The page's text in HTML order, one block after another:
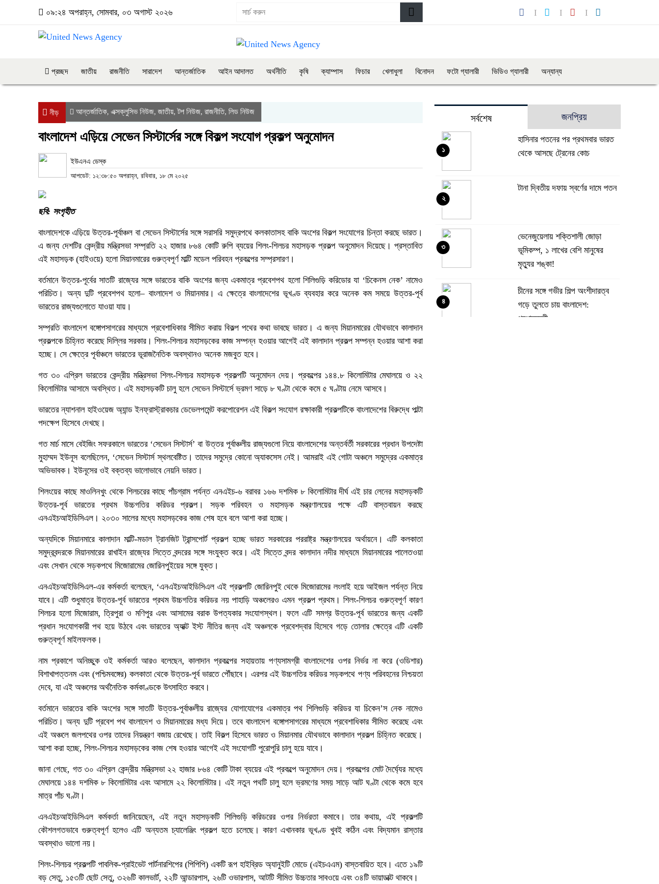
০৯:২৪ অপরাহ্ন, সোমবার, ০৩ অগাস্ট ২০২৬
প্রচ্ছদ জাতীয় রাজনীতি সারাদেশ আন্তর্জাতিক আইন আদালত অর্থনীতি কৃষি ক্যাম্পাস ফিচার খেলাধুলা বিনোদন ফটো গ্যালারী ভিডিও গ্যালারী অন্যান্য
নীড় আন্তর্জাতিক, এক্সক্লুসিভ নিউজ, জাতীয়,টপ নিউজ, রাজনীতি, লিড নিউজ
বাংলাদেশ এড়িয়ে সেভেন সিস্টার্সের সঙ্গে বিকল্প সংযোগ প্রকল্প অনুমোদন
ইউএনএ ডেস্ক
আপডেট: ১২:৩৮:৫০ অপরাহ্ন, রবিবার, ১৮ মে ২০২৫
ছবি: সংগৃহীত
বাংলাদেশকে এড়িয়ে উত্তর-পূর্বাঞ্চল বা সেভেন সিস্টার্সের সঙ্গে সরাসরি সমুদ্রপথে কলকাতাসহ বাকি অংশের বিকল্প সংযোগের চিন্তা করছে ভারত।
এ জন্য দেশটির কেন্দ্রীয় মন্ত্রিসভা সম্প্রতি ২২ হাজার ৮৬৪ কোটি রুপি ব্যয়ের শিলং-শিলচর মহাসড়ক প্রকল্প অনুমোদন দিয়েছে। প্রস্তাবিত
এই মহাসড়ক (হাইওয়ে) হলো মিয়ানমারের গুরুত্বপূর্ণ মাল্টি মডেল পরিবহন প্রকল্পের সম্প্রসারণ।
বর্তমানে উত্তর-পূর্বের সাতটি রাজ্যের সঙ্গে ভারতের বাকি অংশের জন্য একমাত্র প্রবেশপথ হলো শিলিগুড়ি করিডোর যা ‘চিকেনস নেক’ নামেও
পরিচিত। অন্য দুটি প্রবেশপথ হলো– বাংলাদেশ ও মিয়ানমার। এ ক্ষেত্রে বাংলাদেশের ভূখণ্ড ব্যবহার করে অনেক কম সময়ে উত্তর-পূর্ব
ভারতের রাজ্যগুলোতে যাওয়া যায়।
সম্প্রতি বাংলাদেশ বঙ্গোপসাগরের মাধ্যমে প্রবেশাধিকার সীমিত করায় বিকল্প পথের কথা ভাবছে ভারত। এ জন্য মিয়ানমারের যৌথভাবে কালাদান
প্রকল্পকে চিহ্নিত করেছে দিল্লির সরকার। শিলং-শিলচর মহাসড়কের কাজ সম্পন্ন হওয়ার আগেই এই কালাদান প্রকল্প সম্পন্ন হওয়ার আশা করা
হচ্ছে। সে ক্ষেত্রে পূর্বাঞ্চলে ভারতের ভূরাজনৈতিক অবস্থানও অনেক মজবুত হবে।
গত ৩০ এপ্রিল ভারতের কেন্দ্রীয় মন্ত্রিসভা শিলং-শিলচর মহাসড়ক প্রকল্পটি অনুমোদন দেয়। প্রকল্পের ১৪৪.৮ কিলোমিটার মেঘালয়ে ও ২২
কিলোমিটার আসামে অবস্থিত। এই মহাসড়কটি চালু হলে সেভেন সিস্টার্সে ভ্রমণ সাড়ে ৮ ঘণ্টা থেকে কমে ৫ ঘণ্টায় নেমে আসবে।
ভারতের ন্যাশনাল হাইওয়েজ অ্যান্ড ইনফ্রাস্ট্রাকচার ডেভেলপমেন্ট করপোরেশন এই বিকল্প সংযোগ রক্ষাকারী প্রকল্পটিকে বাংলাদেশের বিরুদ্ধে পাল্টা
পদক্ষেপ হিসেবে দেখছে।
গত মার্চ মাসে বেইজিং সফরকালে ভারতের ‘সেভেন সিস্টার্স’ বা উত্তর পূর্বাঞ্চলীয় রাজ্যগুলো নিয়ে বাংলাদেশের অন্তর্বর্তী সরকারের প্রধান উপদেষ্টা
মুহাম্মদ ইউনূস বলেছিলেন, ‘সেভেন সিস্টার্স স্থলবেষ্টিত। তাদের সমুদ্রে কোনো অ্যাকসেস নেই। আমরাই এই গোটা অঞ্চলে সমুদ্রের একমাত্র
অভিভাবক। ইউনূসের ওই বক্তব্য ভালোভাবে নেয়নি ভারত।
শিলংয়ের কাছে মাওলিনখুং থেকে শিলচরের কাছে পাঁচগ্রাম পর্যন্ত এনএইচ-৬ বরাবর ১৬৬ দশমিক ৮ কিলোমিটার দীর্ঘ এই চার লেনের মহাসড়কটি
উত্তর-পূর্ব ভারতের প্রথম উচ্চগতির করিডর প্রকল্প। সড়ক পরিবহন ও মহাসড়ক মন্ত্রণালয়ের পক্ষে এটি বাস্তবায়ন করছে
এনএইচআইডিসিএল। ২০৩০ সালের মধ্যে মহাসড়কের কাজ শেষ হবে বলে আশা করা হচ্ছে।
অন্যদিকে মিয়ানমারে কালাদান মাল্টি-মডাল ট্রানজিট ট্রান্সপোর্ট প্রকল্প হচ্ছে ভারত সরকারের পররাষ্ট্র মন্ত্রণালয়ের অর্থায়নে। এটি কলকাতা
সমুদ্রবন্দরকে মিয়ানমারের রাখাইন রাজ্যের সিত্তে বন্দরের সঙ্গে সংযুক্ত করে। এই সিত্তে বন্দর কালাদান নদীর মাধ্যমে মিয়ানমারের পালেতওয়া
এবং সেখান থেকে সড়কপথে মিজোরামের জোরিনপুইয়ের সঙ্গে যুক্ত।
এনএইচআইডিসিএল-এর কর্মকর্তা বলেছেন, ‘এনএইচআইডিসিএল এই প্রকল্পটি জোরিনপুই থেকে মিজোরামের লংলাই হয়ে আইজল পর্যন্ত নিয়ে
যাবে। এটি শুধুমাত্র উত্তর-পূর্ব ভারতের প্রথম উচ্চগতির করিডর নয় পাহাড়ি অঞ্চলেরও এমন প্রকল্প প্রথম। শিলং-শিলচর গুরুত্বপূর্ণ কারণ
শিলচর হলো মিজোরাম, ত্রিপুরা ও মণিপুর এবং আসামের বরাক উপত্যকার সংযোগস্থল। ফলে এটি সমগ্র উত্তর-পূর্ব ভারতের জন্য একটি
প্রধান সংযোগকারী পথ হয়ে উঠবে এবং ভারতের অ্যাক্ট ইস্ট নীতির জন্য এই অঞ্চলকে প্রবেশদ্বার হিসেবে গড়ে তোলার ক্ষেত্রে এটি একটি
গুরুত্বপূর্ণ মাইলফলক।
নাম প্রকাশে অনিচ্ছুক ওই কর্মকর্তা আরও বলেছেন, কালাদান প্রকল্পের সহায়তায় পণ্যসামগ্রী বাংলাদেশের ওপর নির্ভর না করে (ওডিশার)
বিশাখাপত্তনম এবং (পশ্চিমবঙ্গের) কলকাতা থেকে উত্তর-পূর্ব ভারতে পৌঁছাবে। এরপর এই উচ্চগতির করিডর সড়কপথে পণ্য পরিবহনের নিশ্চয়তা
দেবে, যা এই অঞ্চলের অর্থনৈতিক কর্মকাণ্ডকে উৎসাহিত করবে।
বর্তমানে ভারতের বাকি অংশের সঙ্গে সাতটি উত্তর-পূর্বাঞ্চলীয় রাজ্যের যোগাযোগের একমাত্র পথ শিলিগুড়ি করিডর যা চিকেন’স নেক নামেও
পরিচিত। অন্য দুটি প্রবেশ পথ বাংলাদেশ ও মিয়ানমারের মধ্য দিয়ে। তবে বাংলাদেশ বঙ্গোপসাগরের মাধ্যমে প্রবেশাধিকার সীমিত করেছে এবং
এই অঞ্চলে জলপথের ওপর তাদের নিয়ন্ত্রণ বজায় রেখেছে। তাই বিকল্প হিসেবে ভারত ও মিয়ানমার যৌথভাবে কালাদান প্রকল্প চিহ্নিত করেছে।
আশা করা হচ্ছে, শিলং-শিলচর মহাসড়কের কাজ শেষ হওয়ার আগেই এই সংযোগটি পুরোপুরি চালু হয়ে যাবে।
জানা গেছে, গত ৩০ এপ্রিল কেন্দ্রীয় মন্ত্রিসভা ২২ হাজার ৮৬৪ কোটি টাকা ব্যয়ের এই প্রকল্পে অনুমোদন দেয়। প্রকল্পের মোট দৈর্ঘ্যের মধ্যে
মেঘালয়ে ১৪৪ দশমিক ৮ কিলোমিটার এবং আসামে ২২ কিলোমিটার। এই নতুন পথটি চালু হলে ভ্রমণের সময় সাড়ে আট ঘণ্টা থেকে কমে হবে
মাত্র পাঁচ ঘণ্টা।
এনএইচআইডিসিএল কর্মকর্তা জানিয়েছেন, এই নতুন মহাসড়কটি শিলিগুড়ি করিডরের ওপর নির্ভরতা কমাবে। তার কথায়, এই প্রকল্পটি
কৌশলগতভাবে গুরুত্বপূর্ণ হলেও এটি অন্যতম চ্যালেঞ্জিং প্রকল্প হতে চলেছে। কারণ এখানকার ভূখণ্ড খুবই কঠিন এবং বিদ্যমান রাস্তার
অবস্থাও ভালো নয়।
শিলং-শিলচর প্রকল্পটি পাবলিক-প্রাইভেট পার্টনারশিপের (পিপিপি) একটি রূপ হাইব্রিড অ্যানুইটি মোডে (এইচএএম) বাস্তবায়িত হবে। এতে ১৯টি
বড় সেতু, ১৫৩টি ছোট সেতু, ৩২৬টি কালভার্ট, ২২টি আন্ডারপাস, ২৬টি ওভারপাস, আটটি সীমিত উচ্চতার সাবওয়ে এবং ৩৪টি ভায়াডাক্ট থাকবে।
সর্বশেষ জনপ্রিয়
হাসিনার পতনের পর প্রথমবার ভারত
থেকে আসছে ট্রেনের কোচ
১
টানা দ্বিতীয় দফায় স্বর্ণের দামে পতন
২
ভেনেজুয়েলায় শক্তিশালী জোড়া
ভূমিকম্প, ১ লাখের বেশি মানুষের
মৃত্যুর শঙ্কা!
৩
চীনের সঙ্গে গভীর শিল্প অংশীদারত্ব
গড়ে তুলতে চায় বাংলাদেশ:
প্রধানমন্ত্রী
৪